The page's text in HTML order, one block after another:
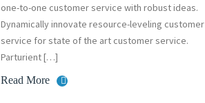
one-to-one customer service with robust ideas.
Dynamically innovate resource-leveling customer
service for state of the art customer service.
Parturient […]
Read More